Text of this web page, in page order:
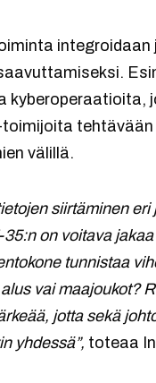
integroidaan
kyberoperaatioita,
välillä.
siirtäminen eri
on voitava
tunnistaa
vai maajoukot?
jotta sekä
yhdessä”, toteaa